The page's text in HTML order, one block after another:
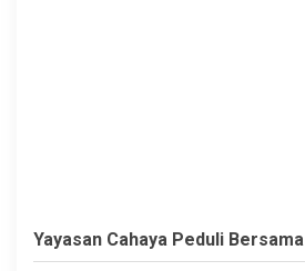
Yayasan Cahaya Peduli Bersama